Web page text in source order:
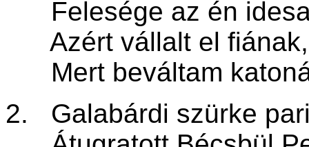
Felesége az én
Azért vállalt el fiának,
Mert beváltam
2. Galabárdi szürke